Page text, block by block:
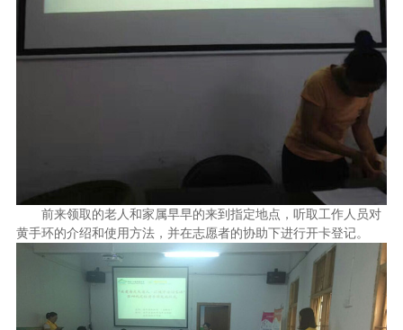
前来领取的老人和家属早早的来到指定地点，听取工作人员对
黄手环的介绍和使用方法，并在志愿者的协助下进行开卡登记。